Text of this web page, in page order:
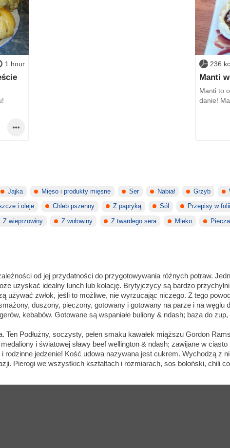
1 hour 236
Manti
Manti to
danie!
Jajka Mięso i produkty mięsne Ser Nabiał Grzyb
i oleje Chleb pszenny Z papryką Sól Przepisy w folii
Z wieprzowiny Z wołowiny Z twardego sera Mleko
od jej przydatności do przygotowywania różnych potraw.
uzyskać idealny lunch lub kolację. Brytyjczycy są bardzo
używać zwłok, jeśli to możliwe, nie wyrzucając niczego. Z tego
duszony, pieczony, gotowany i gotowany na parze i na węglu
kebabów. Gotowane są wspaniałe buliony & ndash; baza do
Ten Podłużny, soczysty, pełen smaku kawałek miąższu Gordon
i światowej sławy beef wellington & ndash; zawijane w
rodzinne jedzenie! Kość udowa nazywana jest cukrem. Wychodzą z
Pierogi we wszystkich kształtach i rozmiarach, sos boloński, chili